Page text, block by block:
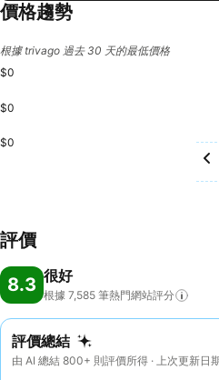
價格趨勢
根據 trivago 過去 30 天的最低價格
$0
$0
$0
評價
8.3 很好
根據 7,585 筆熱門網站評分
評價總結
由 AI 總結 800+ 則評價所得 · 上次更新